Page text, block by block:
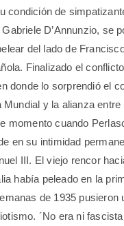
condición de
D’Annunzio, se
del lado de
Finalizado el
donde lo sorprendió el
Mundial y la alianza
momento cuando
en su intimidad
III. El viejo rencor
había peleado en la
de 1935 pusieron
´No era ni